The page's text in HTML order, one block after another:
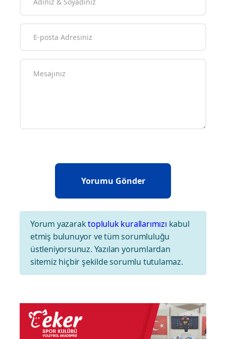
Yorum yazaraktopluluk kurallarımızı kabul
etmiş bulunuyor ve tüm sorumluluğu
üstleniyorsunuz. Yazılan yorumlardan
sitemiz hiçbir şekilde sorumlu tutulamaz.